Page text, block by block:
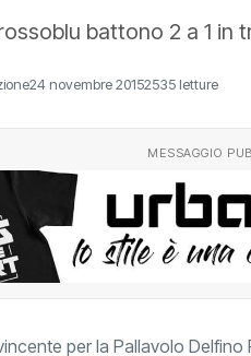
battono 2 a 1 in
24 novembre 20152535 letture
MESSAGGIO